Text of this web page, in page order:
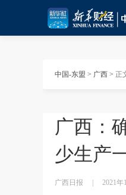
中国-东盟 > 广西 > 正
广西：
少生产
广西日报 2021年